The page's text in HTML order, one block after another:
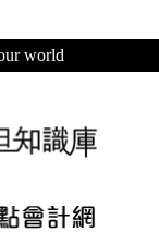
world